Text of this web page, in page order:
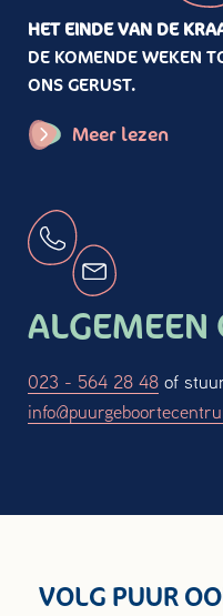
HET EINDE VAN DE
DE KOMENDE WEKEN
ONS GERUST.
Meer lezen
ALGEMEEN
023 - 564 28 48 of
VOLG PUUR